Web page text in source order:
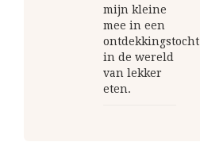
mijn kleine
mee in een
ontdekkingstocht
in de wereld
van lekker
eten.